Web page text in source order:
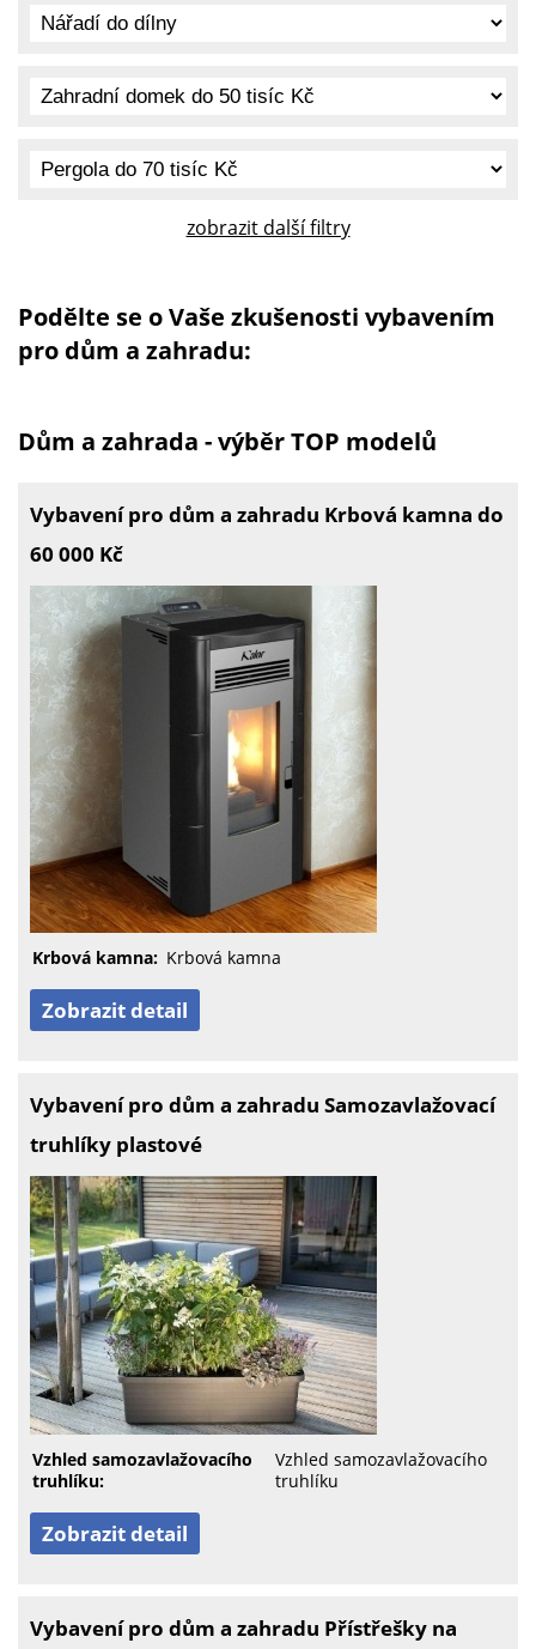
zobrazit další filtry
Podělte se o Vaše zkušenosti vybavením
pro dům a zahradu:
Dům a zahrada - výběr TOP modelů
Vybavení pro dům a zahradu Krbová kamna do
60 000 Kč
Krbová kamna: Krbová kamna
Zobrazit detail
Vybavení pro dům a zahradu Samozavlažovací
truhlíky plastové
Vzhled samozavlažovacího
truhlíku:
Vzhled samozavlažovacího
truhlíku
Zobrazit detail
Vybavení pro dům a zahradu Přístřešky na